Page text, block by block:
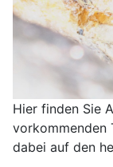
Hier finden Sie
vorkommenden
dabei auf den